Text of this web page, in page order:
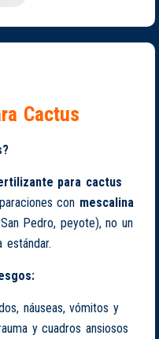
Cactus
para cactus
con mescalina
Pedro, peyote), no un
estándar.
náuseas, vómitos y
y cuadros ansiosos